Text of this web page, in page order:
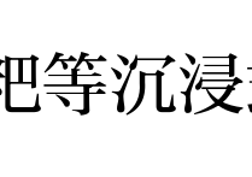
等沉